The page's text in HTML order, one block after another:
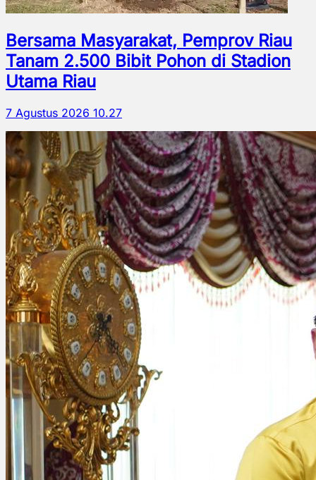
Bersama Masyarakat, Pemprov Riau
Tanam 2.500 Bibit Pohon di Stadion
Utama Riau
7 Agustus 2026 10.27